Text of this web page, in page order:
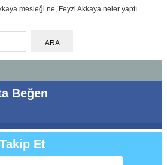
mesleği ne, Feyzi Akkaya neler yaptı
Beğen
Et